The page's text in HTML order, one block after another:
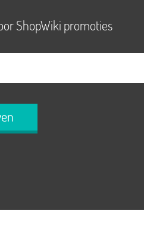
ShopWiki promoties